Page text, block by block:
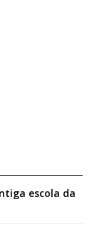
escola da